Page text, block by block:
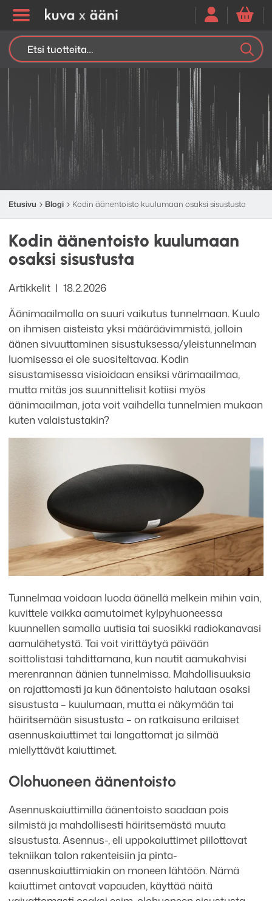
Etsi:
Etusivu Blogi Kodin äänentoisto kuulumaan osaksi sisustusta
Kodin äänentoisto kuulumaan
osaksi sisustusta
Kategoriat
Artikkelit Julkaistu
18.2.2026
Äänimaailmalla on suuri vaikutus tunnelmaan. Kuulo
on ihmisen aisteista yksi määräävimmistä, jolloin
äänen sivuuttaminen sisustuksessa/yleistunnelman
luomisessa ei ole suositeltavaa. Kodin
sisustamisessa visioidaan ensiksi värimaailmaa,
mutta mitäs jos suunnittelisit kotiisi myös
äänimaailman, jota voit vaihdella tunnelmien mukaan
kuten valaistustakin?
Tunnelmaa voidaan luoda äänellä melkein mihin vain,
kuvittele vaikka aamutoimet kylpyhuoneessa
kuunnellen samalla uutisia tai suosikki radiokanavasi
aamulähetystä. Tai voit virittäytyä päivään
soittolistasi tahdittamana, kun nautit aamukahvisi
merenrannan äänien tunnelmissa. Mahdollisuuksia
on rajattomasti ja kun äänentoisto halutaan osaksi
sisustusta – kuulumaan, mutta ei näkymään tai
häiritsemään sisustusta – on ratkaisuna erilaiset
asennuskaiuttimet tai langattomat ja silmää
miellyttävät kaiuttimet.
Olohuoneen äänentoisto
Asennuskaiuttimilla äänentoisto saadaan pois
silmistä ja mahdollisesti häiritsemästä muuta
sisustusta. Asennus-, eli uppokaiuttimet piilottavat
tekniikan talon rakenteisiin ja pinta-
asennuskaiuttimiakin on moneen lähtöön. Nämä
kaiuttimet antavat vapauden, käyttää näitä